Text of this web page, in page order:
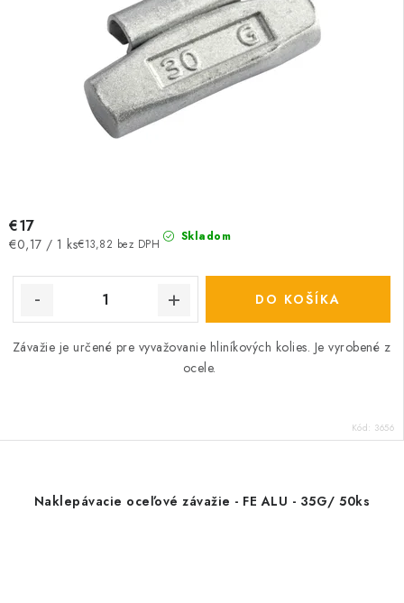
Skladom
€13,82 bez DPH
€17
Jednotková
€0,17 / 1 ks
DO KOŠÍKA
Závažie je určené pre vyvažovanie hliníkových kolies. Je vyrobené z
ocele.
Kód: 3656
Naklepávacie oceľové závažie - FE ALU - 35G/ 50ks